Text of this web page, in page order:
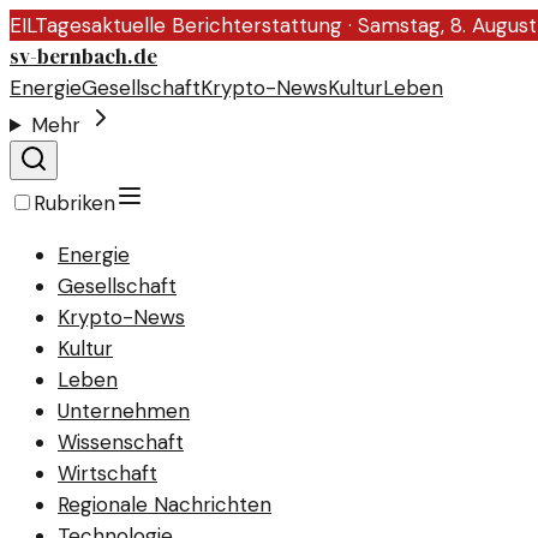
EILTagesaktuelle Berichterstattung · Samstag, 8.
sv-bernbach.de
EnergieGesellschaftKrypto-NewsKulturLeben
Mehr
Rubriken
Energie
Gesellschaft
Krypto-News
Kultur
Leben
Unternehmen
Wissenschaft
Wirtschaft
Regionale Nachrichten